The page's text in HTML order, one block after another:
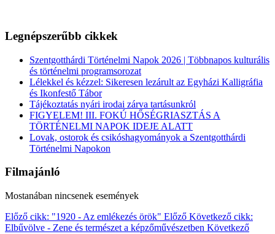
Legnépszerűbb cikkek
Szentgotthárdi Történelmi Napok 2026 | Többnapos kulturális
és történelmi programsorozat
Lélekkel és kézzel: Sikeresen lezárult az Egyházi Kalligráfia
és Ikonfestő Tábor
Tájékoztatás nyári irodai zárva tartásunkról
FIGYELEM! III. FOKÚ HŐSÉGRIASZTÁS A
TÖRTÉNELMI NAPOK IDEJE ALATT
Lovak, ostorok és csikóshagyományok a Szentgotthárdi
Történelmi Napokon
Filmajánló
Mostanában nincsenek események
Előző cikk: "1920 - Az emlékezés örök" Előző Következő cikk:
Elbűvölve - Zene és természet a képzőművészetben Következő